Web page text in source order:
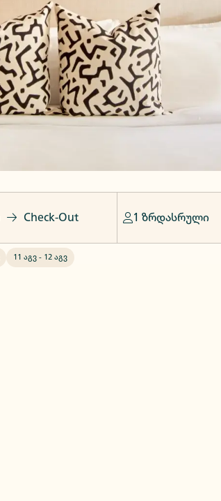
Check-Out
11 აგვ - 12 აგვ
1 ზრდასრული